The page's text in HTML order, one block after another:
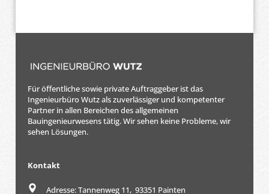
Für öffentliche sowie private Auftraggeber ist das
Ingenieurbüro Wutz als zuverlässiger und kompetenter
Partner in allen Bereichen des allgemeinen
Bauingenieurwesens tätig. Wir sehen keine Probleme, wir
sehen Lösungen.
Kontakt
Adresse: Tannenweg 11, 93351 Painten